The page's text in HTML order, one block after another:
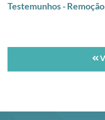
Testemunhos -